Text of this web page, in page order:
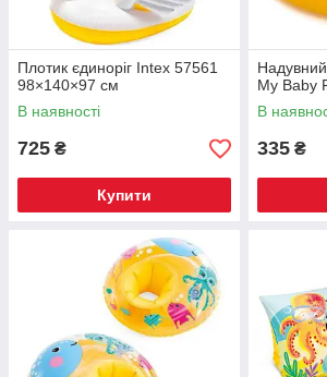
Плотик єдиноріг Intex 57561
98×140×97 см
В наявності
725 ₴
Купити
My Baby
В
335 ₴